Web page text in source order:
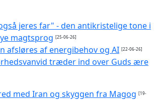
jeres far" - den antikristelige tone i
magtsprog [25-06-26]
afsløres af energibehov og AI [22-06-26]
træder ind over Guds ære
med Iran og skyggen fra Magog [19-